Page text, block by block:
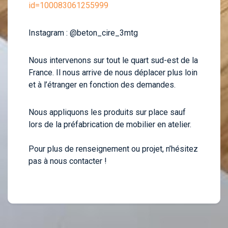
id=100083061255999
Instagram : @beton_cire_3mtg
Nous intervenons sur tout le quart sud-est de la
France. Il nous arrive de nous déplacer plus loin
et à l’étranger en fonction des demandes.
Nous appliquons les produits sur place sauf
lors de la préfabrication de mobilier en atelier.
Pour plus de renseignement ou projet, n’hésitez
pas à nous contacter !